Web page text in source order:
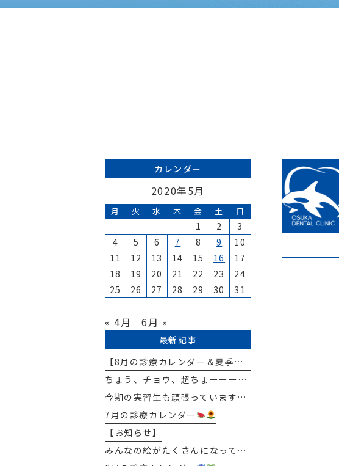
カレンダー
2020年5月
月 火 水 木 金 土 日
1 2
3
4
5 6 7 8 9
10
11
12 13 14 15 16
17
18
19 20 21 22 23
24
25
26 27 28 29 30 31
« 4月 6月 »
最新記事
【8月の診療カレンダー＆夏季休暇のお知らせ
ちょう、チョウ、超ちょーーー BIG NEWS
今期の実習生も頑張っています
7月の診療カレンダー
【お知らせ】
みんなの絵がたくさんになってきたよ